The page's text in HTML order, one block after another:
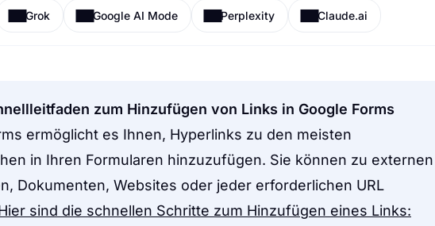
Grok Google AI Mode Perplexity Claude.ai
zum Hinzufügen von Links in Google Forms
ermöglicht es Ihnen, Hyperlinks zu den meisten
in Ihren Formularen hinzuzufügen. Sie können zu externen
Dokumenten, Websites oder jeder erforderlichen URL
sind die schnellen Schritte zum Hinzufügen eines Links: